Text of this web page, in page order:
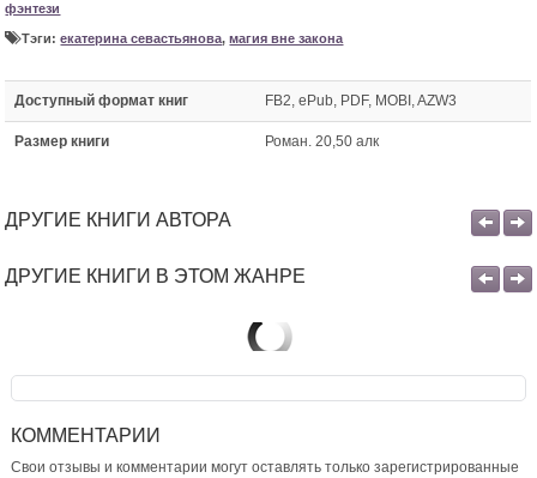
фэнтези
Тэги:екатерина севастьянова,магия вне закона
Доступный формат книг FB2, ePub, PDF, MOBI, AZW3
Размер книги Роман. 20,50 алк
ДРУГИЕ КНИГИ АВТОРА
ДРУГИЕ КНИГИ В ЭТОМ ЖАНРЕ
КОММЕНТАРИИ
Свои отзывы и комментарии могут оставлять только зарегистрированные